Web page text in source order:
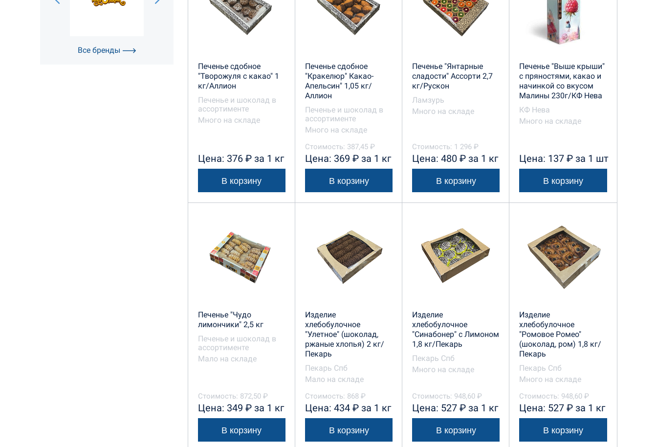
Все бренды
Печенье сдобное
"Творожуля с какао" 1
кг/Аллион
Печенье и шоколад в
ассортименте
Много на складе
Цена: 376 ₽ за 1 кг
В корзину
Печенье сдобное
"Кракелюр" Какао-
Апельсин" 1,05 кг/
Аллион
Печенье и шоколад в
ассортименте
Много на складе
Стоимость: 387,45 ₽
Цена: 369 ₽ за 1 кг
В корзину
Печенье "Янтарные
сладости" Ассорти 2,7
кг/Рускон
Ламзурь
Много на складе
Стоимость: 1 296 ₽
Цена: 480 ₽ за 1 кг
В корзину
Печенье "Выше крыши"
с пряностями, какао и
начинкой со вкусом
Малины 230г/КФ Нева
КФ Нева
Много на складе
Цена: 137 ₽ за 1 шт
В корзину
Печенье "Чудо
лимончики" 2,5 кг
Печенье и шоколад в
ассортименте
Мало на складе
Стоимость: 872,50 ₽
Цена: 349 ₽ за 1 кг
В корзину
Изделие
хлебобулочное
"Улетное" (шоколад,
ржаные хлопья) 2 кг/
Пекарь
Пекарь Спб
Мало на складе
Стоимость: 868 ₽
Цена: 434 ₽ за 1 кг
В корзину
Изделие
хлебобулочное
"Синабонер" с Лимоном
1,8 кг/Пекарь
Пекарь Спб
Много на складе
Стоимость: 948,60 ₽
Цена: 527 ₽ за 1 кг
В корзину
Изделие
хлебобулочное
"Ромовое Ромео"
(шоколад, ром) 1,8 кг/
Пекарь
Пекарь Спб
Много на складе
Стоимость: 948,60 ₽
Цена: 527 ₽ за 1 кг
В корзину